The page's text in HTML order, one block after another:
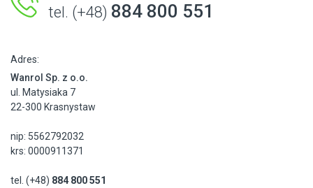
tel. (+48) 884 800 551
Adres:
Wanrol Sp. z o.o.
ul. Matysiaka 7
22-300 Krasnystaw
nip: 5562792032
krs: 0000911371
tel. (+48) 884 800 551